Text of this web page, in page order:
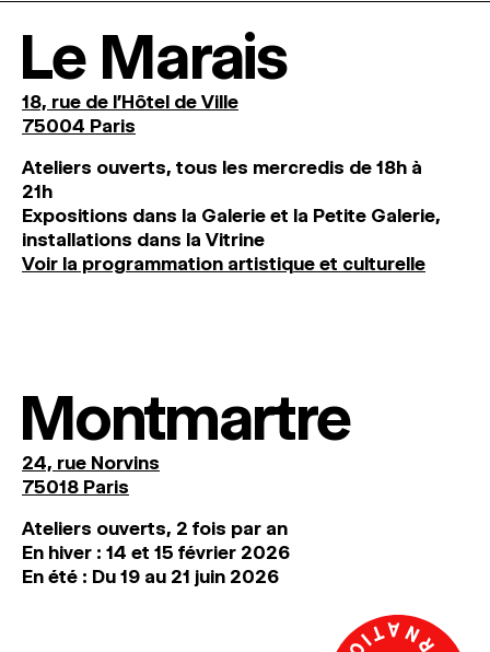
Le Marais
18, rue de l'Hôtel de Ville
75004 Paris
Ateliers ouverts, tous les mercredis de 18h à
21h
Expositions dans la Galerie et la Petite Galerie,
installations dans la Vitrine
Voir la programmation artistique et culturelle
Montmartre
24, rue Norvins
75018 Paris
Ateliers ouverts, 2 fois par an
En hiver : 14 et 15 février 2026
En été : Du 19 au 21 juin 2026